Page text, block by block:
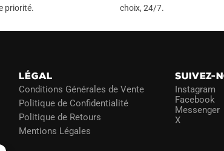
peuvent
produit
priorité.
choix, 24/7.
LÉGAL
Conditions Générales de Vente
Politique de Confidentialité
Politique de Retours
Mentions Légales
SUIVEZ-
Instagram
Facebook
Messenger
X